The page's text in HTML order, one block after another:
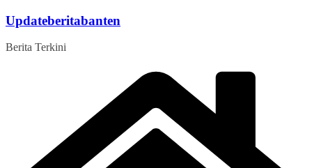
Skip
content
Updateberitabanten
Berita Terkini